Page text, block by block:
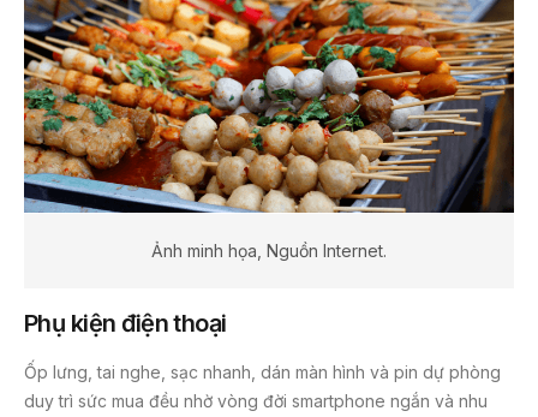
Ảnh minh họa, Nguồn Internet.
Phụ kiện điện thoại
Ốp lưng, tai nghe, sạc nhanh, dán màn hình và pin dự phòng
duy trì sức mua đều nhờ vòng đời smartphone ngắn và nhu